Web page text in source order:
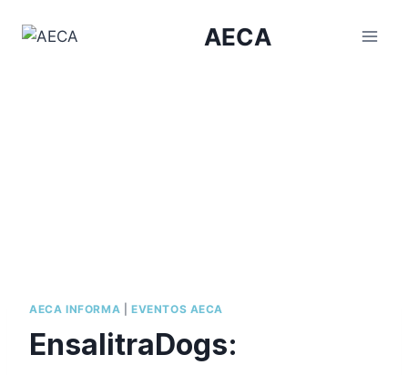
AECA
AECA INFORMA EVENTOS AECA
EnsalitraDogs: